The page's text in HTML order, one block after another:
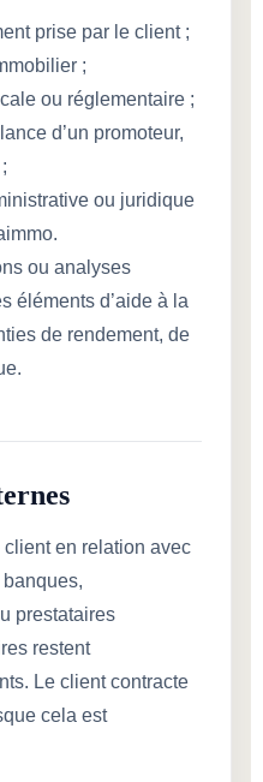
prise par le client ;
;
ou réglementaire ;
d’un promoteur,
ou juridique
ou analyses
éléments d’aide à la
de rendement, de
en relation avec
prestataires
restent
Le client contracte
cela est